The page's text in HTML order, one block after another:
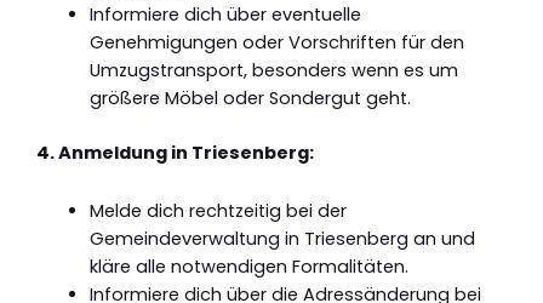
Informiere dich über eventuelle
Genehmigungen oder Vorschriften für den
Umzugstransport, besonders wenn es um
größere Möbel oder Sondergut geht.
4. Anmeldung in Triesenberg:
Melde dich rechtzeitig bei der
Gemeindeverwaltung in Triesenberg an und
kläre alle notwendigen Formalitäten.
Informiere dich über die Adressänderung bei